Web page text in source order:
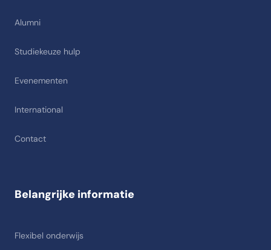
Alumni
Studiekeuze hulp
Evenementen
International
Contact
Belangrijke informatie
Flexibel onderwijs